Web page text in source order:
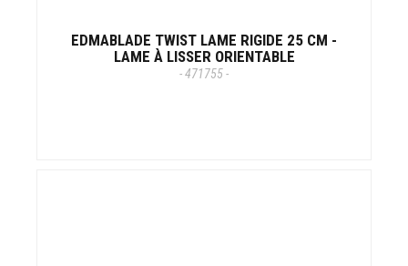
EDMABLADE TWIST LAME RIGIDE 25 CM -
LAME À LISSER ORIENTABLE
- 471755 -